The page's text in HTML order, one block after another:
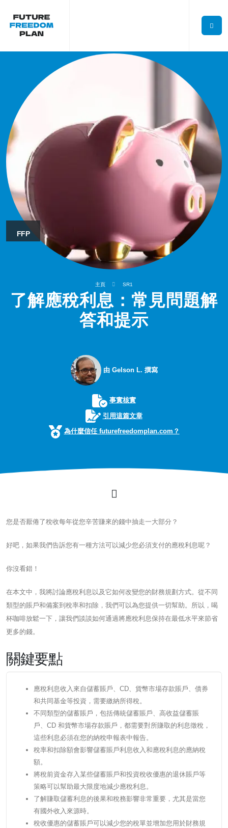
FFP
主頁 SR1
了解應稅利息：常見問題解
答和提示
由 Gelson L. 撰寫
事實核實
引用這篇文章
為什麼信任 futurefreedomplan.com？
您是否厭倦了稅收每年從您辛苦賺來的錢中抽走一大部分？
好吧，如果我們告訴您有一種方法可以減少您必須支付的應稅利息呢？
你沒看錯！
在本文中，我將討論應稅利息以及它如何改變您的財務規劃方式。從不同
類型的賬戶和備案到稅率和扣除，我們可以為您提供一切幫助。所以，喝
杯咖啡放鬆一下，讓我們談談如何通過將應稅利息保持在最低水平來節省
更多的錢。
關鍵要點
應稅利息收入來自儲蓄賬戶、CD、貨幣市場存款賬戶、債券
和共同基金等投資，需要繳納所得稅。
不同類型的儲蓄賬戶，包括傳統儲蓄賬戶、高收益儲蓄賬
戶、CD 和貨幣市場存款賬戶，都需要對所賺取的利息徵稅，
這些利息必須在您的納稅申報表中報告。
稅率和扣除額會影響儲蓄賬戶利息收入和應稅利息的應納稅
額。
將稅前資金存入某些儲蓄賬戶和投資稅收優惠的退休賬戶等
策略可以幫助最大限度地減少應稅利息。
了解賺取儲蓄利息的後果和稅務影響非常重要，尤其是當您
有國外收入來源時。
稅收優惠的儲蓄賬戶可以減少您的稅單並增加您用於財務規